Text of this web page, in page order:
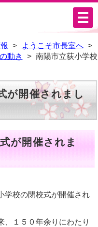
ニ
ュ
ー
ようこそ市長室へ
動き
南陽市立荻小学校
が開催されまし
が開催されま
学校の閉校式が開催され
、１５０年余りにわたり